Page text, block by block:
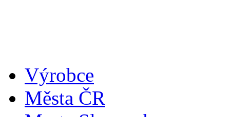
Výrobce
Města ČR